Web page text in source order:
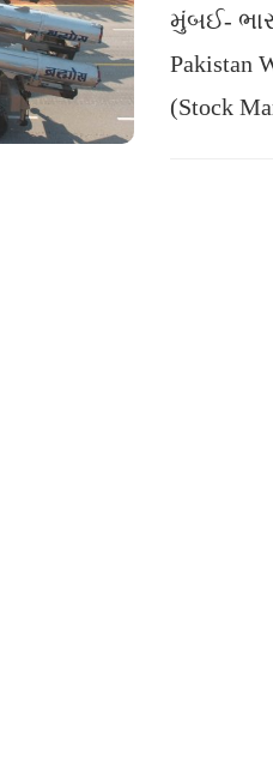
મુંબઈ-
Pakistan
(Stock